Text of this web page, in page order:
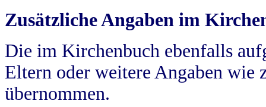
Zusätzliche Angaben im
Die im Kirchenbuch ebenfalls
Eltern oder weitere Angaben wie
übernommen.